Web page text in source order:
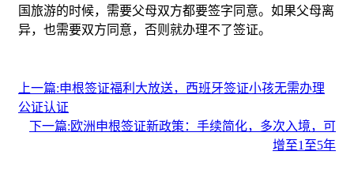
国旅游的时候，需要父母双方都要签字同意。如果父母离
异，也需要双方同意，否则就办理不了签证。
上一篇:申根签证福利大放送，西班牙签证小孩无需办理
公证认证
下一篇:欧洲申根签证新政策：手续简化，多次入境，可
增至1至5年